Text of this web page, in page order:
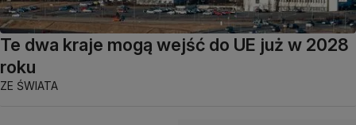
Te dwa kraje mogą wejść do UE już w 2028
roku
ZE ŚWIATA